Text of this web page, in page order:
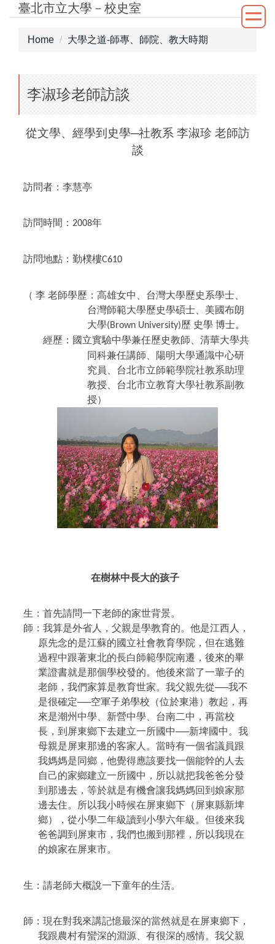
Jump
臺北市立大學－校史室
Home 大學之道-師專、師院、教大時期
李淑珍老師訪談
從文學、經學到史學─社教系 李淑珍 老師訪
談
訪問者：李慧亭
訪問時間： 2008年
訪問地點：勤樸樓C610
（ 李 老師學歷：高雄女中、台灣大學歷史系學士、
台灣師範大學歷史學碩士、美國布朗
大學(Brown University)歷 史學 博士。
經歷：國立實驗中學兼任歷史教師、清華大學共
同科兼任講師、陽明大學通識中心研
究員、台北市立師範學院社教系助理
教授、台北市立教育大學社教系副教
授）
在樹林中長大的孩子
生 ： 首先請問一下老師的家世背景。
師 ： 我算是外省人，父親是學教育的。他是江西人，
原先念的是江蘇的國立社會教育學院，但在逃難
過程中跟著東北的長白師範學院南遷，後來的畢
業證書就是那個學校發的。他後來當了一輩子的
老師，我們家算是教育世家。我父親先從──我不
是很確定──空軍子弟學校（位於東港）教起，再
來是潮州中學、新營中學、台南二中，再當校
長，到屏東鄉下去建立一所國中──新埤國中。我
母親是屏東那邊的客家人。當時有一個省議員跟
我媽媽是同鄉，他覺得應該要找一個能幹的人去
自己的家鄉建立一所國中，所以就把我爸爸分發
到那邊去，等於就是有機會讓我媽媽回到娘家那
邊去住。所以我小時候在屏東鄉下（屏東縣新埤
鄉），從小學二年級讀到小學六年級。但後來我
爸爸調到屏東市，我們也搬到那裡，所以我現在
的娘家在屏東市。
生 ：請老師大概說一下童年的生活。
師：現在對我來講記憶最深的當然就是在屏東鄉下，
我跟農村有蠻深的淵源、有很深的感情。我父親